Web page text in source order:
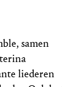
samen
liederen